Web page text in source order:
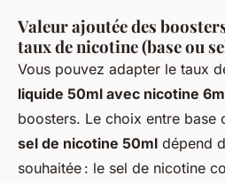
Valeur ajoutée des
taux de nicotine (base ou
Vous pouvez adapter le taux
liquide 50ml avec nicotine
boosters. Le choix entre base
sel de nicotine 50ml dépend
souhaitée : le sel de nicotine